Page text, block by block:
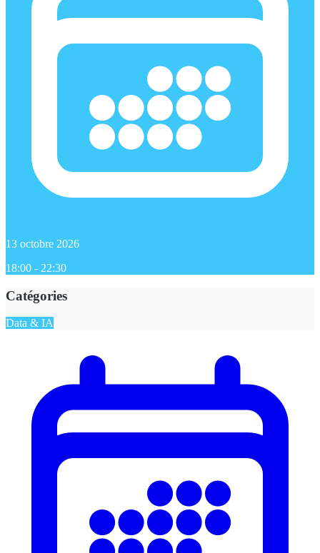
13 octobre 2026
18:00 - 22:30
Catégories
Data & IA